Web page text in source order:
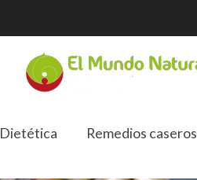
Dietética Remedios caseros